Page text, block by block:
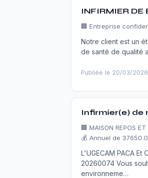
INFIRMIER DE
🏢 Entreprise
Notre client est un
de santé de qualité
Publiée le 20/03/2026
Infirmier(e) de
🏢 MAISON REPOS
💰 Annuel de
L'UGECAM PACA
20260074 Vous
environneme…